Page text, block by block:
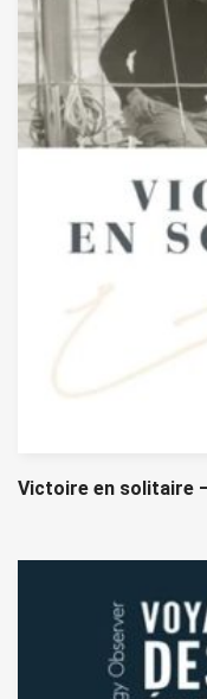
Victoire en solitaire